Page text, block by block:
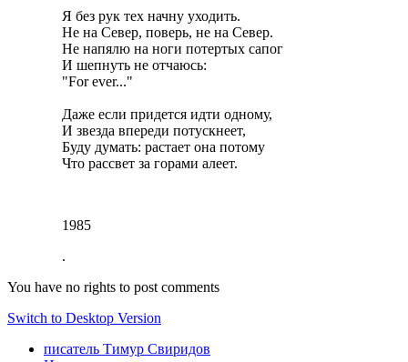
Я без рук тех начну уходить.
Не на Север, поверь, не на Север.
Не напялю на ноги потертых сапог
И шепнуть не отчаюсь:
"For ever..."
Даже если придется идти одному,
И звезда впереди потускнеет,
Буду думать: растает она потому
Что рассвет за горами алеет.
1985
.
You have no rights to post comments
Switch to Desktop Version
писатель Тимур Свиридов